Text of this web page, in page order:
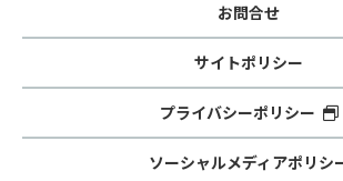
お問合せ
サイトポリシー
プライバシーポリシー
ソーシャルメディアポリシ